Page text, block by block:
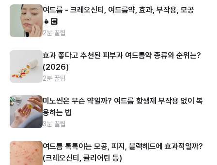
여드름 - 크레오신티, 여드름약, 효과, 부작용, 모공
👧🏻
2분 꿀팁
효과 좋다고 추천된 피부과 여드름약 종류와 순위는?
(2026)
2분 꿀팁
미노씬은 무슨 약일까? 여드름 항생제 부작용 없이 복
용하는 법
3분 꿀팁
여드름 톡톡이는 모공, 피지, 블랙헤드에 효과적일까?
(크레오신티, 클리어틴 등)